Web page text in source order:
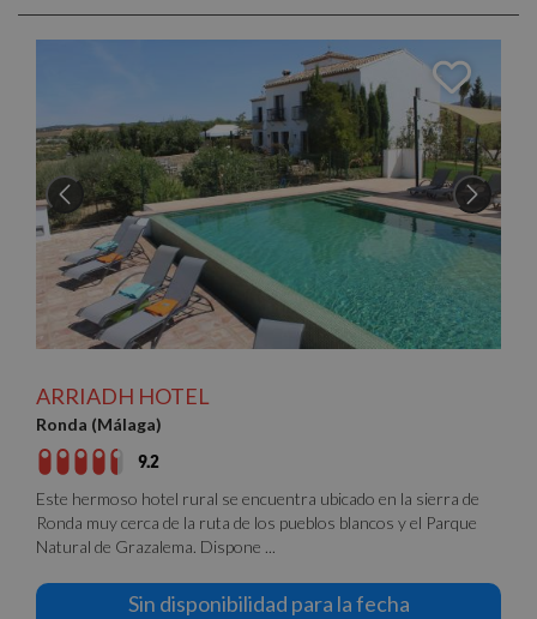
ARRIADH HOTEL
Ronda (Málaga)
9.2
Este hermoso hotel rural se encuentra ubicado en la sierra de
Ronda muy cerca de la ruta de los pueblos blancos y el Parque
Natural de Grazalema. Dispone ...
Sin disponibilidad para la fecha